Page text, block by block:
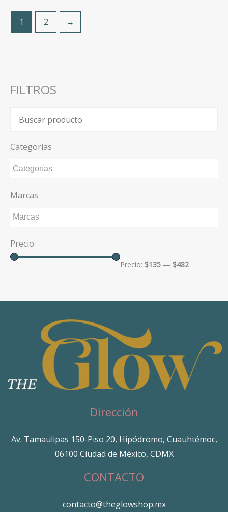
1 2 →
FILTROS
Categorías
Marcas
Precio
Precio: $135 — $482
Dirección
Av. Tamaulipas 150-Piso 20, Hipódromo, Cuauhtémoc,
06100 Ciudad de México, CDMX
CONTACTO
contacto@theglowshop.mx